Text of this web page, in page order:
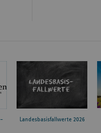
Landesbasisfallwerte 2026